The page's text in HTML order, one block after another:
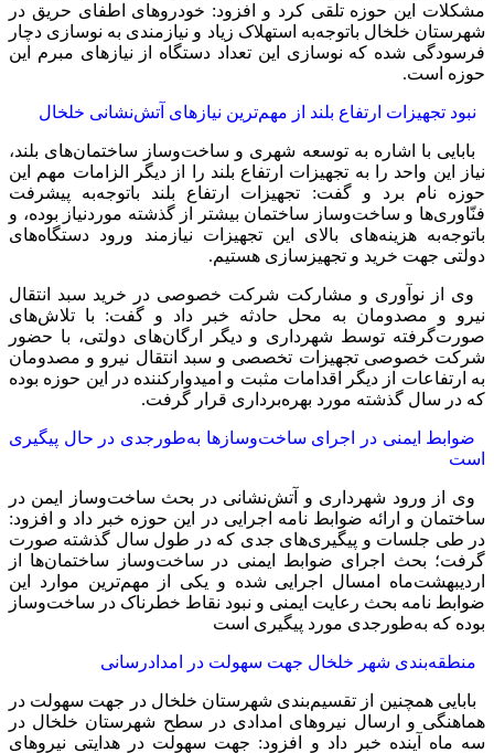
مشکلات این حوزه تلقی کرد و افزود: خودروهای اطفای حریق در
شهرستان خلخال باتوجه‌به استهلاک زیاد و نیازمندی به نوسازی دچار
فرسودگی شده که نوسازی این تعداد دستگاه از نیازهای مبرم این
حوزه است.
نبود تجهیزات ارتفاع بلند از مهم‌ترین نیازهای آتش‌نشانی خلخال
بابایی با اشاره به توسعه شهری و ساخت‌وساز ساختمان‌های بلند،
نیاز این واحد را به تجهیزات ارتفاع بلند را از دیگر الزامات مهم این
حوزه نام برد و گفت: تجهیزات ارتفاع بلند باتوجه‌به پیشرفت
فنّاوری‌ها و ساخت‌وساز ساختمان بیشتر از گذشته موردنیاز بوده، و
باتوجه‌به هزینه‌های بالای این تجهیزات نیازمند ورود دستگاه‌های
دولتی جهت خرید و تجهیزسازی هستیم.
وی از نوآوری و مشارکت شرکت خصوصی در خرید سبد انتقال
نیرو و مصدومان به محل حادثه خبر داد و گفت: با تلاش‌های
صورت‌گرفته توسط شهرداری و دیگر ارگان‌های دولتی، با حضور
شرکت خصوصی تجهیزات تخصصی و سبد انتقال نیرو و مصدومان
به ارتفاعات از دیگر اقدامات مثبت و امیدوارکننده در این حوزه بوده
که در سال گذشته مورد بهره‌برداری قرار گرفت.
ضوابط ایمنی در اجرای ساخت‌وسازها به‌طورجدی در حال پیگیری
است
وی از ورود شهرداری و آتش‌نشانی در بحث ساخت‌وساز ایمن در
ساختمان و ارائه ضوابط نامه اجرایی در این حوزه خبر داد و افزود:
در طی جلسات و پیگیری‌های جدی که در طول سال گذشته صورت
گرفت؛ بحث اجرای ضوابط ایمنی در ساخت‌وساز ساختمان‌ها از
اردیبهشت‌ماه امسال اجرایی شده و یکی از مهم‌ترین موارد این
ضوابط نامه بحث رعایت ایمنی و نبود نقاط خطرناک در ساخت‌وساز
بوده که به‌طورجدی مورد پیگیری است
منطقه‌بندی شهر خلخال جهت سهولت در امدادرسانی
بابایی همچنین از تقسیم‌بندی شهرستان خلخال در جهت سهولت در
هماهنگی و ارسال نیروهای امدادی در سطح شهرستان خلخال در
سه ماه آینده خبر داد و افزود: جهت سهولت در هدایتی نیروهای